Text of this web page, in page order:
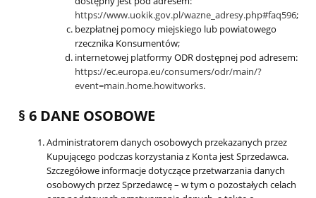
https://www.uokik.gov.pl/wazne_adresy.php#faq596;
bezpłatnej pomocy miejskiego lub powiatowego
rzecznika Konsumentów;
internetowej platformy ODR dostępnej pod adresem:
https://ec.europa.eu/consumers/odr/main/?
event=main.home.howitworks.
§ 6 DANE OSOBOWE
Administratorem danych osobowych przekazanych przez
Kupującego podczas korzystania z Konta jest Sprzedawca.
Szczegółowe informacje dotyczące przetwarzania danych
osobowych przez Sprzedawcę – w tym o pozostałych celach